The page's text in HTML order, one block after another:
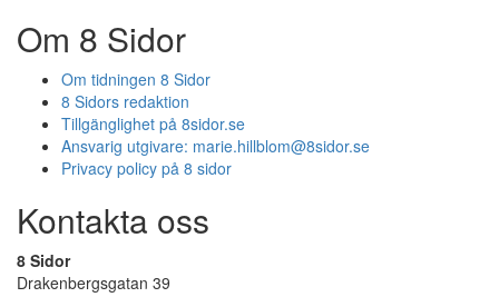
Om 8 Sidor
Om tidningen 8 Sidor
8 Sidors redaktion
Tillgänglighet på 8sidor.se
Ansvarig utgivare: marie.hillblom@8sidor.se
Privacy policy på 8 sidor
Kontakta oss
8 Sidor
Drakenbergsgatan 39